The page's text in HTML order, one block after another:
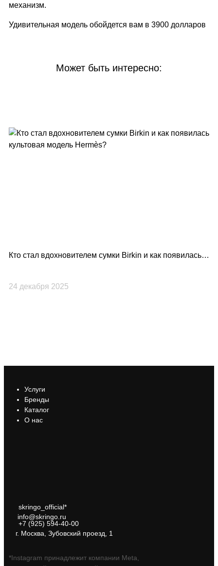
механизм.
Удивительная модель обойдется вам в 3900 долларов
Может быть интересно:
Кто стал вдохновителем сумки Birkin и как появилась
24 декабря 2025
Услуги
Бренды
Каталог
О нас
skringo_official*
info@skringo.ru
+7 (925) 594-40-00
г. Москва, Зубовский проезд, 1
*Instagram принадлежит компании Meta,